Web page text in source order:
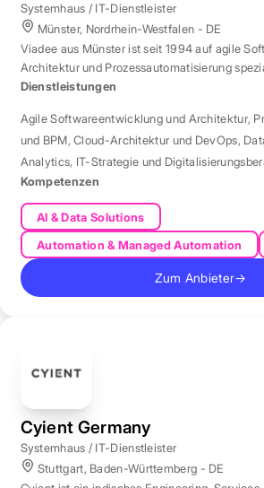
Systemhaus / IT-Dienstleister
Münster, Nordrhein-Westfalen - DE
Viadee aus Münster ist seit 1994 auf agile
Architektur und Prozessautomatisierung
Dienstleistungen
Agile Softwareentwicklung und Architektur,
und BPM,Cloud-Architektur und DevOps,
Analytics, IT-Strategie und
Kompetenzen
AI & Data Solutions
Automation & Managed Automation
Zum Anbieter→
Cyient Germany
Systemhaus / IT-Dienstleister
Stuttgart, Baden-Württemberg - DE